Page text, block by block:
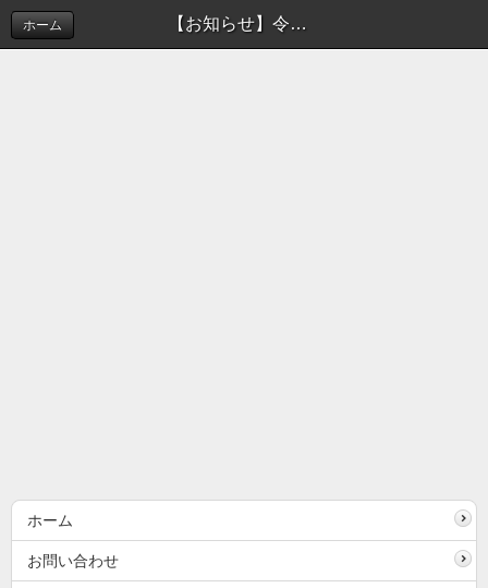
【お知らせ】令和3年度 連盟杯組合せ抽選結果 | 新着情報（お知らせ）
ホーム
ホーム
お問い合わせ